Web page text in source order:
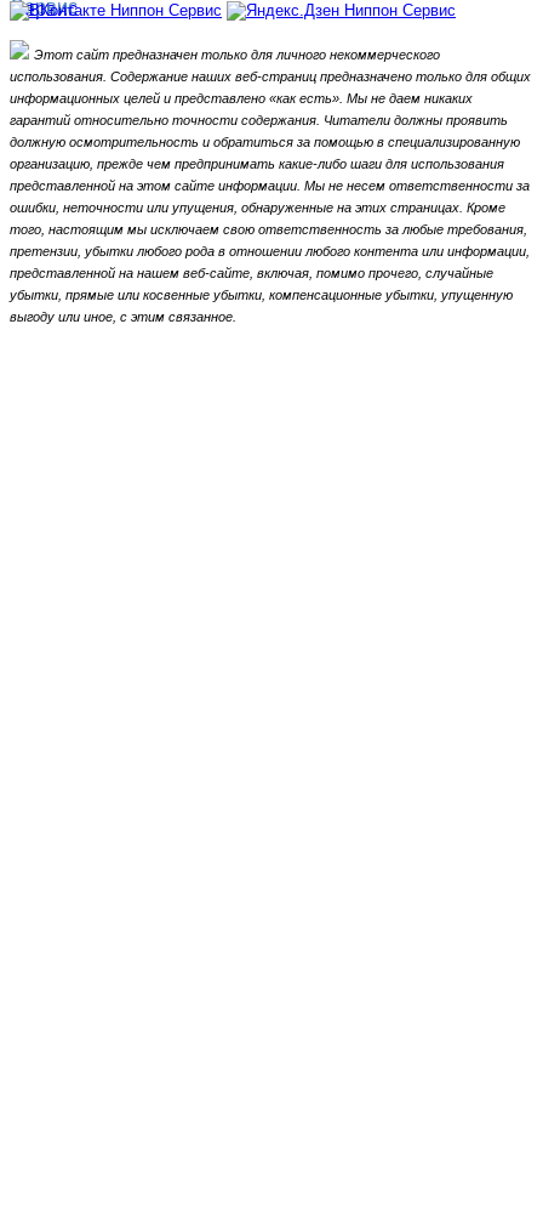
Этот сайт предназначен только для личного некоммерческого
использования. Содержание наших веб-страниц предназначено только для общих
информационных целей и представлено «как есть». Мы не даем никаких
гарантий относительно точности содержания. Читатели должны проявить
должную осмотрительность и обратиться за помощью в специализированную
организацию, прежде чем предпринимать какие-либо шаги для использования
представленной на этом сайте информации. Мы не несем ответственности за
ошибки, неточности или упущения, обнаруженные на этих страницах. Кроме
того, настоящим мы исключаем свою ответственность за любые требования,
претензии, убытки любого рода в отношении любого контента или информации,
представленной на нашем веб-сайте, включая, помимо прочего, случайные
убытки, прямые или косвенные убытки, компенсационные убытки, упущенную
выгоду или иное, с этим связанное.